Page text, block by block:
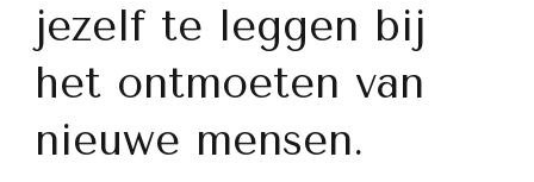
jezelf te leggen bij
het ontmoeten van
nieuwe mensen.